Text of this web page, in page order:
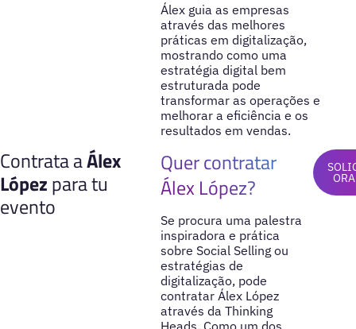
Álex guia as empresas
através das melhores
práticas em digitalização,
mostrando como uma
estratégia digital bem
estruturada pode
transformar as operações e
melhorar a eficiência e os
resultados em vendas.
Contrata aÁlex
Lópezpara tu
evento
Quer contratar
Álex López?
Se procura uma palestra
inspiradora e prática
sobre Social Selling ou
estratégias de
digitalização, pode
contratar Álex López
através da Thinking
Heads. Como um dos